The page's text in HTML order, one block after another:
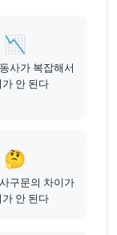
📉
사가 복잡해서
안 된다
🤔
구문의 차이가
안 된다